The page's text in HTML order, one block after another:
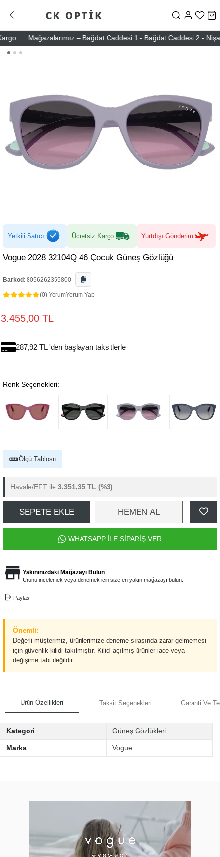
Mağazalarımız – Bağdat Caddesi 1 - Bağdat Caddesi 2 -
Yetkili Satıcı Ücretsiz Kargo Yurtdışı Gönderim
Vogue 2028 32104Q 46 Çocuk Güneş Gözlüğü
Barkod : 8056262355800
(0) YorumYorum Yap
3.455,00 TL
287,92 TL 'den başlayan taksitlerle
Renk Seçenekleri:
Ölçü Tablosu
Havale/EFT ile 3.351,35 TL (%3)
SEPETE EKLE HEMEN AL
WHATSAPP İLE SİPARİŞ VER
Yakınınızdaki Mağazayı Bulun
Ürünü incelemek veya denemek için size en yakın mağazayı bulun.
Paylaş
Önemli:
Değerli müşterimiz, ürünlerimize deneme sırasında zarar gelmemesi
için güvenlik kilidi takılmıştır. Kilidi açılmış ürünler iade veya
değişime tabi değildir.
Ürün Özellikleri Taksit Seçenekleri Garanti Ve
Kategori Güneş Gözlükleri
Marka Vogue